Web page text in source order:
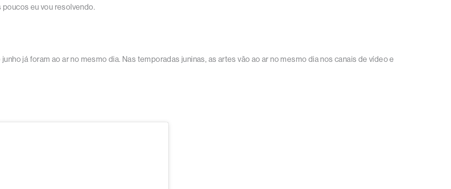
eu vou resolvendo.
já foram ao ar no mesmo dia. Nas temporadas juninas, as artes vão ao ar no mesmo dia nos canais de vídeo e